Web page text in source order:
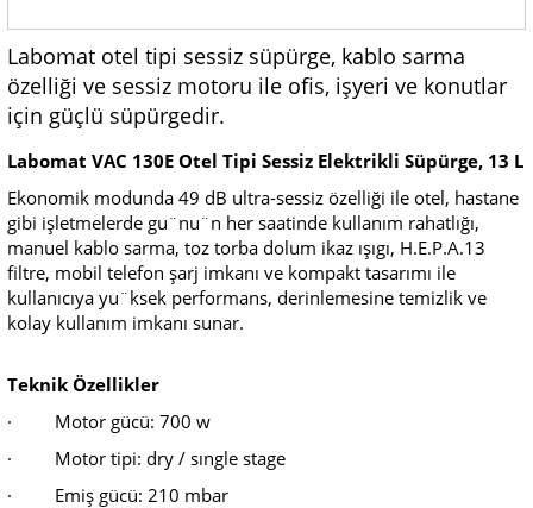
Labomat otel tipi sessiz süpürge, kablo sarma
özelliği ve sessiz motoru ile ofis, işyeri ve konutlar
için güçlü süpürgedir.
Labomat VAC 130E Otel Tipi Sessiz Elektrikli Süpürge, 13 L
Ekonomik modunda 49 dB ultra-sessiz özelliği ile otel, hastane
gibi işletmelerde gu¨nu¨n her saatinde kullanım rahatlığı,
manuel kablo sarma, toz torba dolum ikaz ışıgı, H.E.P.A.13
filtre, mobil telefon şarj imkanı ve kompakt tasarımı ile
kullanıcıya yu¨ksek performans, derinlemesine temizlik ve
kolay kullanım imkanı sunar.
Teknik Özellikler
· Motor gücü: 700 w
· Motor tipi: dry / sıngle stage
· Emiş gücü: 210 mbar